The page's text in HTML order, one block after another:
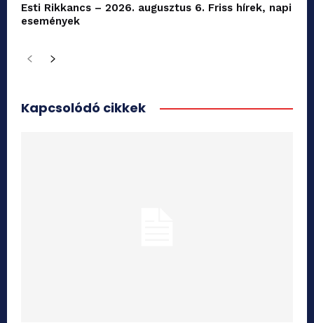
Esti Rikkancs – 2026. augusztus 6. Friss hírek, napi
események
Kapcsolódó cikkek